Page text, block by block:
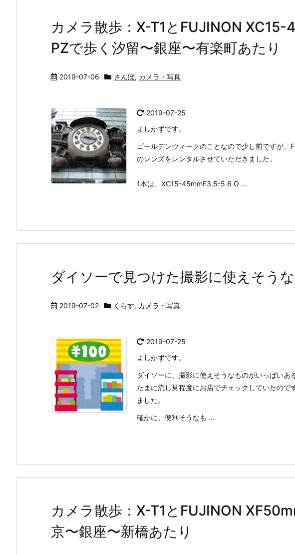
カメラ散歩：X-T1とFUJINON
PZで歩く汐留〜銀座〜有楽町あたり
2019-07-06 さんぽ, カメラ・写真
2019-07-25
よしかずです。
ゴールデンウィークのことなので少し前ですが
のレンズをレンタルさせていただきました。
1本は、XC15-45mmF3.5-5.6 O ...
ダイソーで見つけた撮影に使えそう
2019-07-02 くらす, カメラ・写真
2019-07-25
よしかずです。
ダイソーに、撮影に使えそうなものがいっぱいあ
たまに流し見程度にお店でチェックしていたので
ました。
確かに、便利そうなも ...
カメラ散歩：X-T1とFUJINON
京〜銀座〜新橋あたり